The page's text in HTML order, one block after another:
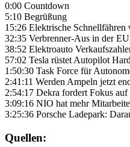
0:00 Countdown
5:10 Begrüßung
15:26 Elektrische
32:35 Verbrenner-Aus in der
38:52 Elektroauto
57:02 Tesla rüstet Autopilot
1:50:30 Task Force für
2:41:11 Werden Ampeln jetzt
2:54:17 Dekra fordert Fokus
3:09:16 NIO hat mehr
3:25:36 Porsche Ladepark:
Quellen: